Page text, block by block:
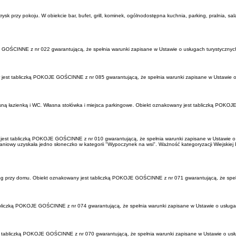
przy pokoju. W obiekcie bar, bufet, grill, kominek, ogólnodostępna kuchnia, parking, pralnia,
z nr 022 gwarantującą, że spełnia warunki zapisane w Ustawie o usługach
tabliczką POKOJE GOŚCINNE z nr 085 gwarantującą, że spełnia warunki zapisane w Ustawie
łazienką i WC. Własna stołówka i miejsca parkingowe. Obiekt oznakowany jest tabliczką
tabliczką POKOJE GOŚCINNE z nr 010 gwarantującą, że spełnia warunki zapisane w Ustawie o
uzyskała jedno słoneczko w kategorii "Wypoczynek na wsi". Ważność kategoryzacji
domu. Obiekt oznakowany jest tabliczką POKOJE GOŚCINNE z nr 071 gwarantującą, że
POKOJE GOŚCINNE z nr 074 gwarantującą, że spełnia warunki zapisane w Ustawie o
POKOJE GOŚCINNE z nr 070 gwarantującą, że spełnia warunki zapisane w Ustawie o